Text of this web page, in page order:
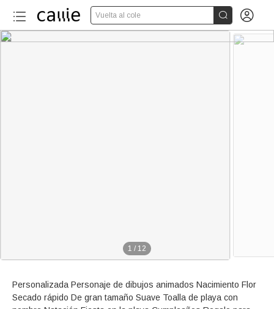
Vuelta al cole  
1 / 12
Personalizada Personaje de dibujos animados Nacimiento Flor
Secado rápido De gran tamaño Suave Toalla de playa con